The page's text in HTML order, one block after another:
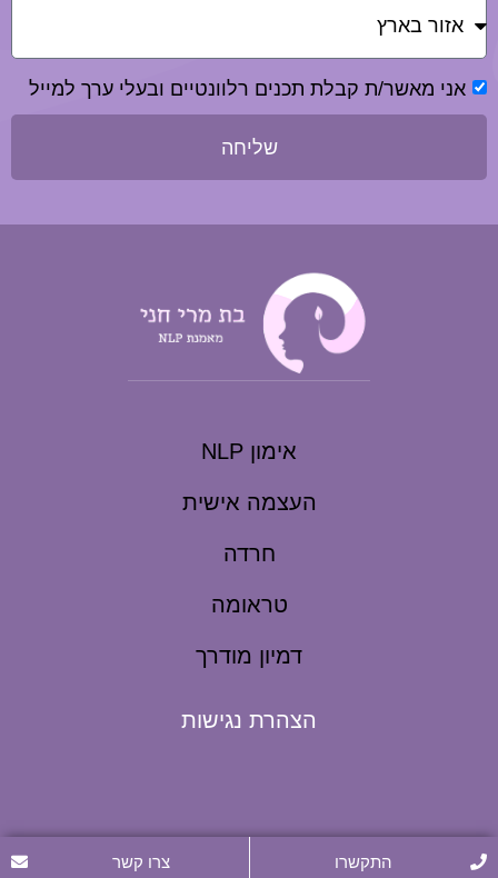
אני מאשר/ת קבלת תכנים רלוונטיים ובעלי ערך למייל
שליחה
אימון NLP
העצמה אישית
חרדה
טראומה
דמיון מודרך
הצהרת נגישות
התקשרו צרו קשר